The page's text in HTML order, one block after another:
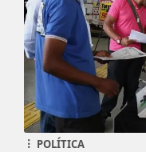
POLÍTICA